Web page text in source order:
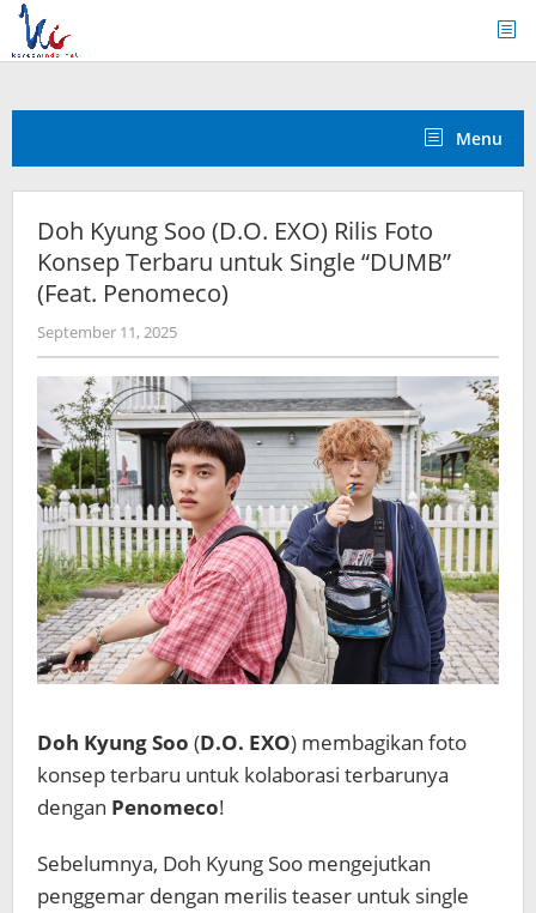
Skip
content
Menu
Doh Kyung Soo (D.O. EXO) Rilis Foto
Konsep Terbaru untuk Single “DUMB”
(Feat. Penomeco)
September 11, 2025by
anisrina
Doh Kyung Soo (D.O. EXO) membagikan foto
konsep terbaru untuk kolaborasi terbarunya
dengan Penomeco!
Sebelumnya, Doh Kyung Soo mengejutkan
penggemar dengan merilis teaser untuk single